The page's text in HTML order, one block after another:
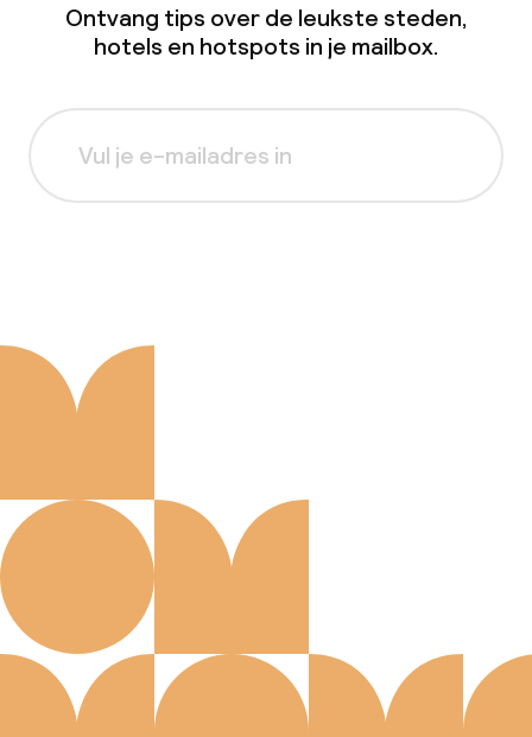
Ontvang tips over de leukste steden,
hotels en hotspots in je mailbox.